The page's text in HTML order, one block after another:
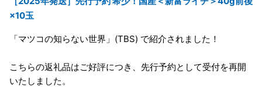
×10玉
「マツコの知らない世界」(TBS) で紹介されました！
こちらの返礼品はご好評につき、先行予約として受付を再開
いたしました。